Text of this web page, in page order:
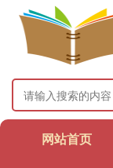
网站首页